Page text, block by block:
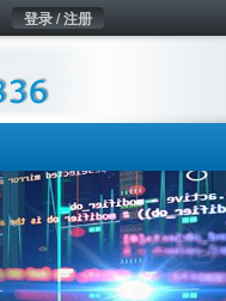
登录 / 注册